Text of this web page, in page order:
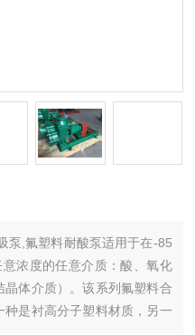
泵,氟塑料耐酸泵适用于在-85
浓度的任意介质：酸、氧化
体介质）。该系列氟塑料合
是衬高分子塑料材质，另一